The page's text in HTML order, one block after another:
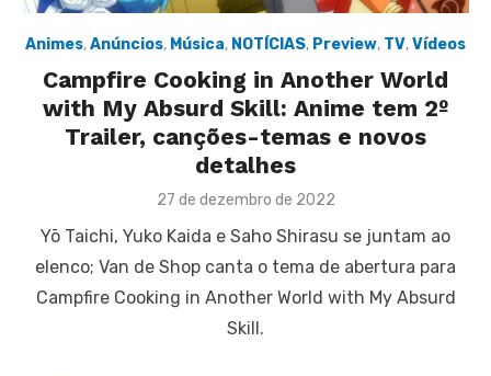
Animes,Anúncios, Música, NOTÍCIAS, Preview, TV,Vídeos
Campfire Cooking in Another World
with My Absurd Skill: Anime tem 2º
Trailer, canções-temas e novos
detalhes
Posted
27 de dezembro de 2022
Yō Taichi, Yuko Kaida e Saho Shirasu se juntam ao
elenco; Van de Shop canta o tema de abertura para
Campfire Cooking in Another World with My Absurd
Skill.